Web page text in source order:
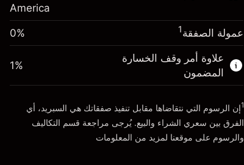
الأموال من الرافعة المالية ~ دولار
انتقل إلى المنصة
America
عمولة الصفقة1
0%
علاوة أمر وقف الخسارة
المضمون
1%
1إن الرسوم التي نتقاضاها مقابل تنفيذ صفقاتك هي السبريد، أي
الفرق بين سعري الشراء والبيع. يُرجى مراجعة قسم التكاليف
والرسوم على موقعنا لمزيد من المعلومات